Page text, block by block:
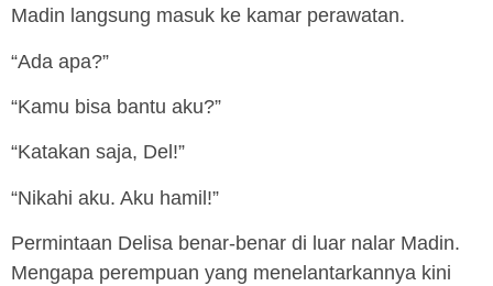
Madin langsung masuk ke kamar perawatan.
“Ada apa?”
“Kamu bisa bantu aku?”
“Katakan saja, Del!”
“Nikahi aku. Aku hamil!”
Permintaan Delisa benar-benar di luar nalar Madin.
Mengapa perempuan yang menelantarkannya kini